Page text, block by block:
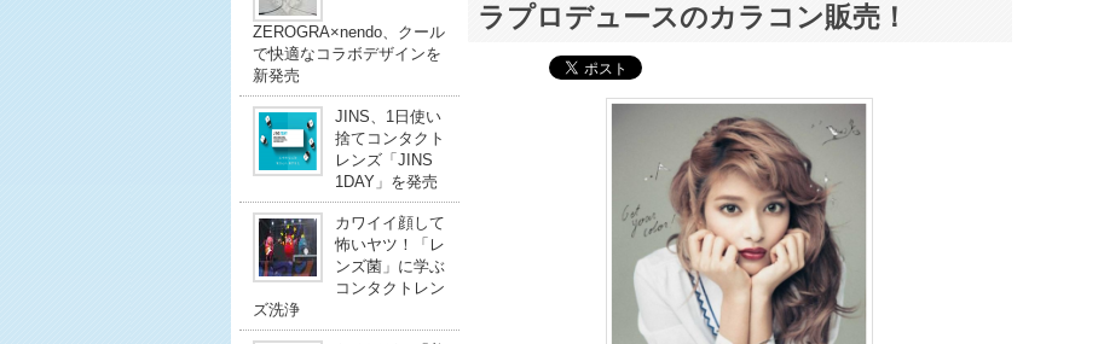
ZEROGRA×nendo、クール
で快適なコラボデザインを
新発売
JINS、1日使い
捨てコンタクト
レンズ「JINS
1DAY」を発売
カワイイ顔して
怖いヤツ！「レ
ンズ菌」に学ぶ
コンタクトレン
ズ洗浄
ラプロデュースのカラコン販売！